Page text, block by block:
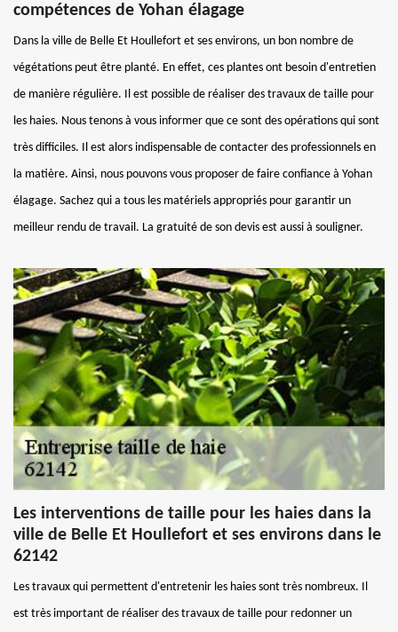
compétences de Yohan élagage
Dans la ville de Belle Et Houllefort et ses environs, un bon nombre de
végétations peut être planté. En effet, ces plantes ont besoin d'entretien
de manière régulière. Il est possible de réaliser des travaux de taille pour
les haies. Nous tenons à vous informer que ce sont des opérations qui sont
très difficiles. Il est alors indispensable de contacter des professionnels en
la matière. Ainsi, nous pouvons vous proposer de faire confiance à Yohan
élagage. Sachez qui a tous les matériels appropriés pour garantir un
meilleur rendu de travail. La gratuité de son devis est aussi à souligner.
Les interventions de taille pour les haies dans la
ville de Belle Et Houllefort et ses environs dans le
62142
Les travaux qui permettent d'entretenir les haies sont très nombreux. Il
est très important de réaliser des travaux de taille pour redonner un